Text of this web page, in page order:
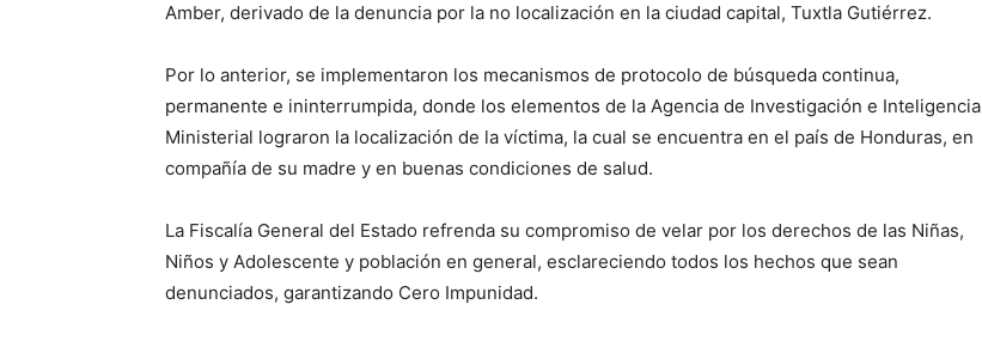
Amber, derivado de la denuncia por la no localización en la ciudad capital, Tuxtla Gutiérrez.
Por lo anterior, se implementaron los mecanismos de protocolo de búsqueda continua,
permanente e ininterrumpida, donde los elementos de la Agencia de Investigación e Inteligencia
Ministerial lograron la localización de la víctima, la cual se encuentra en el país de Honduras, en
compañía de su madre y en buenas condiciones de salud.
La Fiscalía General del Estado refrenda su compromiso de velar por los derechos de las Niñas,
Niños y Adolescente y población en general, esclareciendo todos los hechos que sean
denunciados, garantizando Cero Impunidad.